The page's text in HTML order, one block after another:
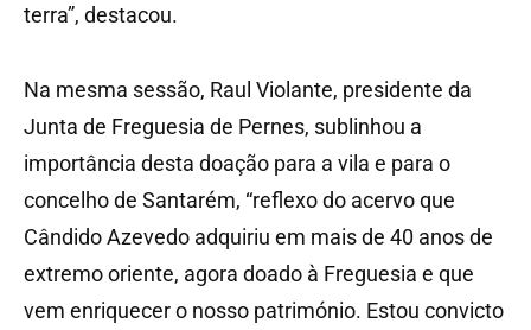
terra”, destacou.
Na mesma sessão, Raul Violante, presidente da
Junta de Freguesia de Pernes, sublinhou a
importância desta doação para a vila e para o
concelho de Santarém, “reflexo do acervo que
Cândido Azevedo adquiriu em mais de 40 anos de
extremo oriente, agora doado à Freguesia e que
vem enriquecer o nosso património. Estou convicto